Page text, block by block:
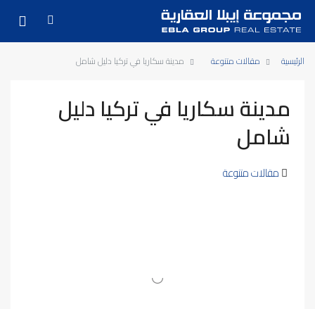
الرئيسية مقالات متنوعة مدينة سكاريا في تركيا دليل شامل
مدينة سكاريا في تركيا دليل
شامل
مقالات متنوعة